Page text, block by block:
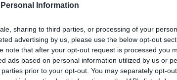
Information
sharing to third parties, or processing of your
advertising by us, please use the below opt-out
note that after your opt-out request is processed you
ads based on personal information utilized by us or
prior to your opt-out. You may separately opt-